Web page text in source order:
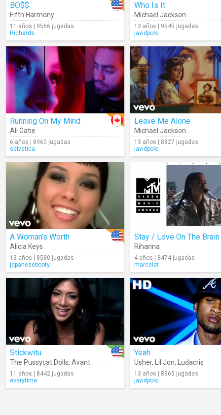
BO$$
Fifth Harmony
11 años | 9566 jugadas
Richards
Who Is It
Michael Jackson
13 años | 9545 jugadas
javidpolo
Running On My Mind
Ali Gatie
6 años | 8960 jugadas
selvatica
Leave Me Alone
Michael Jackson
13 años | 8827 jugadas
javidpolo
A Woman's Worth
Alicia Keys
13 años | 8580 jugadas
japanesebooty
Rihanna
4 años | 8474 jugadas
marcelat
Stickwitu
The Pussycat Dolls, Avant
11 años | 8442 jugadas
everytime
Yeah
Usher, Lil Jon, Ludacris
13 años | 8365 jugadas
javidpolo